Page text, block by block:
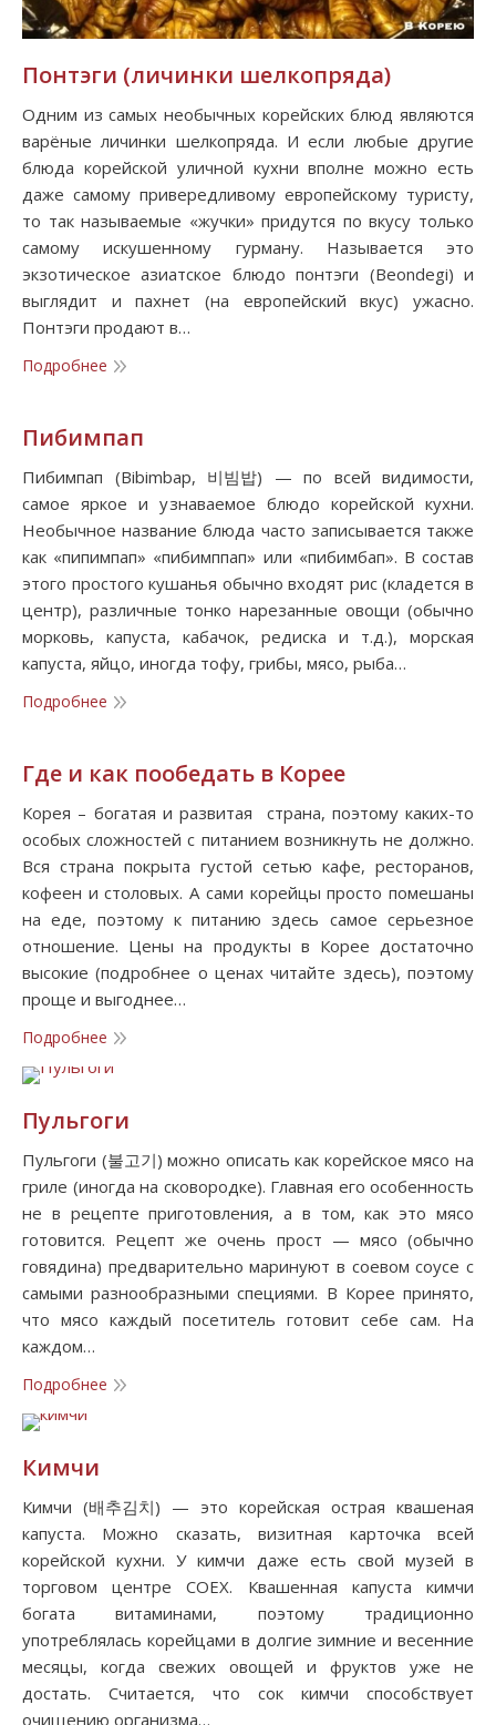
Понтэги (личинки шелкопряда)
Одним из самых необычных корейских блюд являются
варёные личинки шелкопряда. И если любые другие
блюда корейской уличной кухни вполне можно есть
даже самому привередливому европейскому туристу,
то так называемые «жучки» придутся по вкусу только
самому искушенному гурману. Называется это
экзотическое азиатское блюдо понтэги (Beondegi) и
выглядит и пахнет (на европейский вкус) ужасно.
Понтэги продают в…
Подробнее
Пибимпап
Пибимпап (Bibimbap, 비빔밥) — по всей видимости,
самое яркое и узнаваемое блюдо корейской кухни.
Необычное название блюда часто записывается также
как «пипимпап» «пибимппап» или «пибимбап». В состав
этого простого кушанья обычно входят рис (кладется в
центр), различные тонко нарезанные овощи (обычно
морковь, капуста, кабачок, редиска и т.д.), морская
капуста, яйцо, иногда тофу, грибы, мясо, рыба…
Подробнее
Где и как пообедать в Корее
Корея – богатая и развитая страна, поэтому каких-то
особых сложностей с питанием возникнуть не должно.
Вся страна покрыта густой сетью кафе, ресторанов,
кофеен и столовых. А сами корейцы просто помешаны
на еде, поэтому к питанию здесь самое серьезное
отношение. Цены на продукты в Корее достаточно
высокие (подробнее о ценах читайте здесь), поэтому
проще и выгоднее…
Подробнее
Пульгоги
Пульгоги (불고기) можно описать как корейское мясо на
гриле (иногда на сковородке). Главная его особенность
не в рецепте приготовления, а в том, как это мясо
готовится. Рецепт же очень прост — мясо (обычно
говядина) предварительно маринуют в соевом соусе с
самыми разнообразными специями. В Корее принято,
что мясо каждый посетитель готовит себе сам. На
каждом…
Подробнее
Кимчи
Кимчи (배추김치) — это корейская острая квашеная
капуста. Можно сказать, визитная карточка всей
корейской кухни. У кимчи даже есть свой музей в
торговом центре COEX. Квашенная капуста кимчи
богата витаминами, поэтому традиционно
употреблялась корейцами в долгие зимние и весенние
месяцы, когда свежих овощей и фруктов уже не
достать. Считается, что сок кимчи способствует
очищению организма…